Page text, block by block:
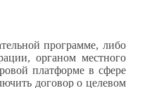
программе, либо
органом местного
платформе в сфере
договоро целевом